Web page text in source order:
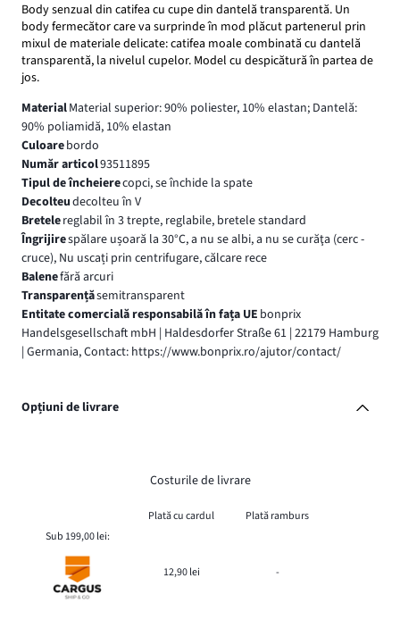
Body senzual din catifea cu cupe din dantelă transparentă. Un
body fermecător care va surprinde în mod plăcut partenerul prin
mixul de materiale delicate: catifea moale combinată cu dantelă
transparentă, la nivelul cupelor. Model cu despicătură în partea de
jos.
MaterialMaterial superior: 90% poliester, 10% elastan; Dantelă:
90% poliamidă, 10% elastan
Culoarebordo
Număr articol93511895
Tipul de încheierecopci, se închide la spate
Decolteudecolteu în V
Bretelereglabil în 3 trepte, reglabile, bretele standard
Îngrijirespălare ușoară la 30°C, a nu se albi, a nu se curăţa (cerc -
cruce), Nu uscați prin centrifugare, călcare rece
Balenefără arcuri
Transparențăsemitransparent
Entitate comercială responsabilă în fața UE bonprix
Handelsgesellschaft mbH | Haldesdorfer Straße 61 | 22179 Hamburg
| Germania, Contact: https://www.bonprix.ro/ajutor/contact/
Opțiuni de livrare
Costurile de livrare
Plată cu cardul
Plată ramburs
Sub 199,00 lei:
12,90 lei -